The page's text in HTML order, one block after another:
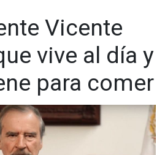
Vicente
vive al día y
para comer